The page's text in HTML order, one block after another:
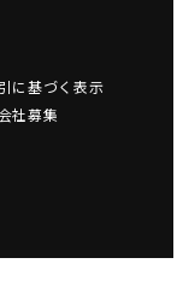
に基づく表示
社募集